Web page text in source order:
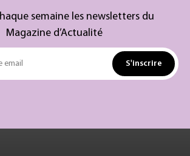
semaine les newsletters du
Magazine d’Actualité
email S'inscrire